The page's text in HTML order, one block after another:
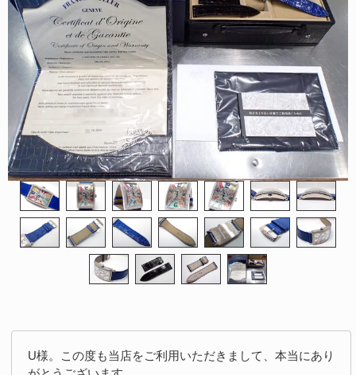
U様。この度も当店をご利用いただきまして、本当にあり